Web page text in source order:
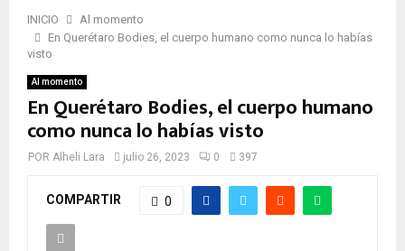
INICIO
Al momento
En Querétaro Bodies, el cuerpo humano como nunca lo habías
visto
Al momento
En Querétaro Bodies, el cuerpo humano
como nunca lo habías visto
POR Alheli Lara julio 26, 2023 0 397
COMPARTIR 0